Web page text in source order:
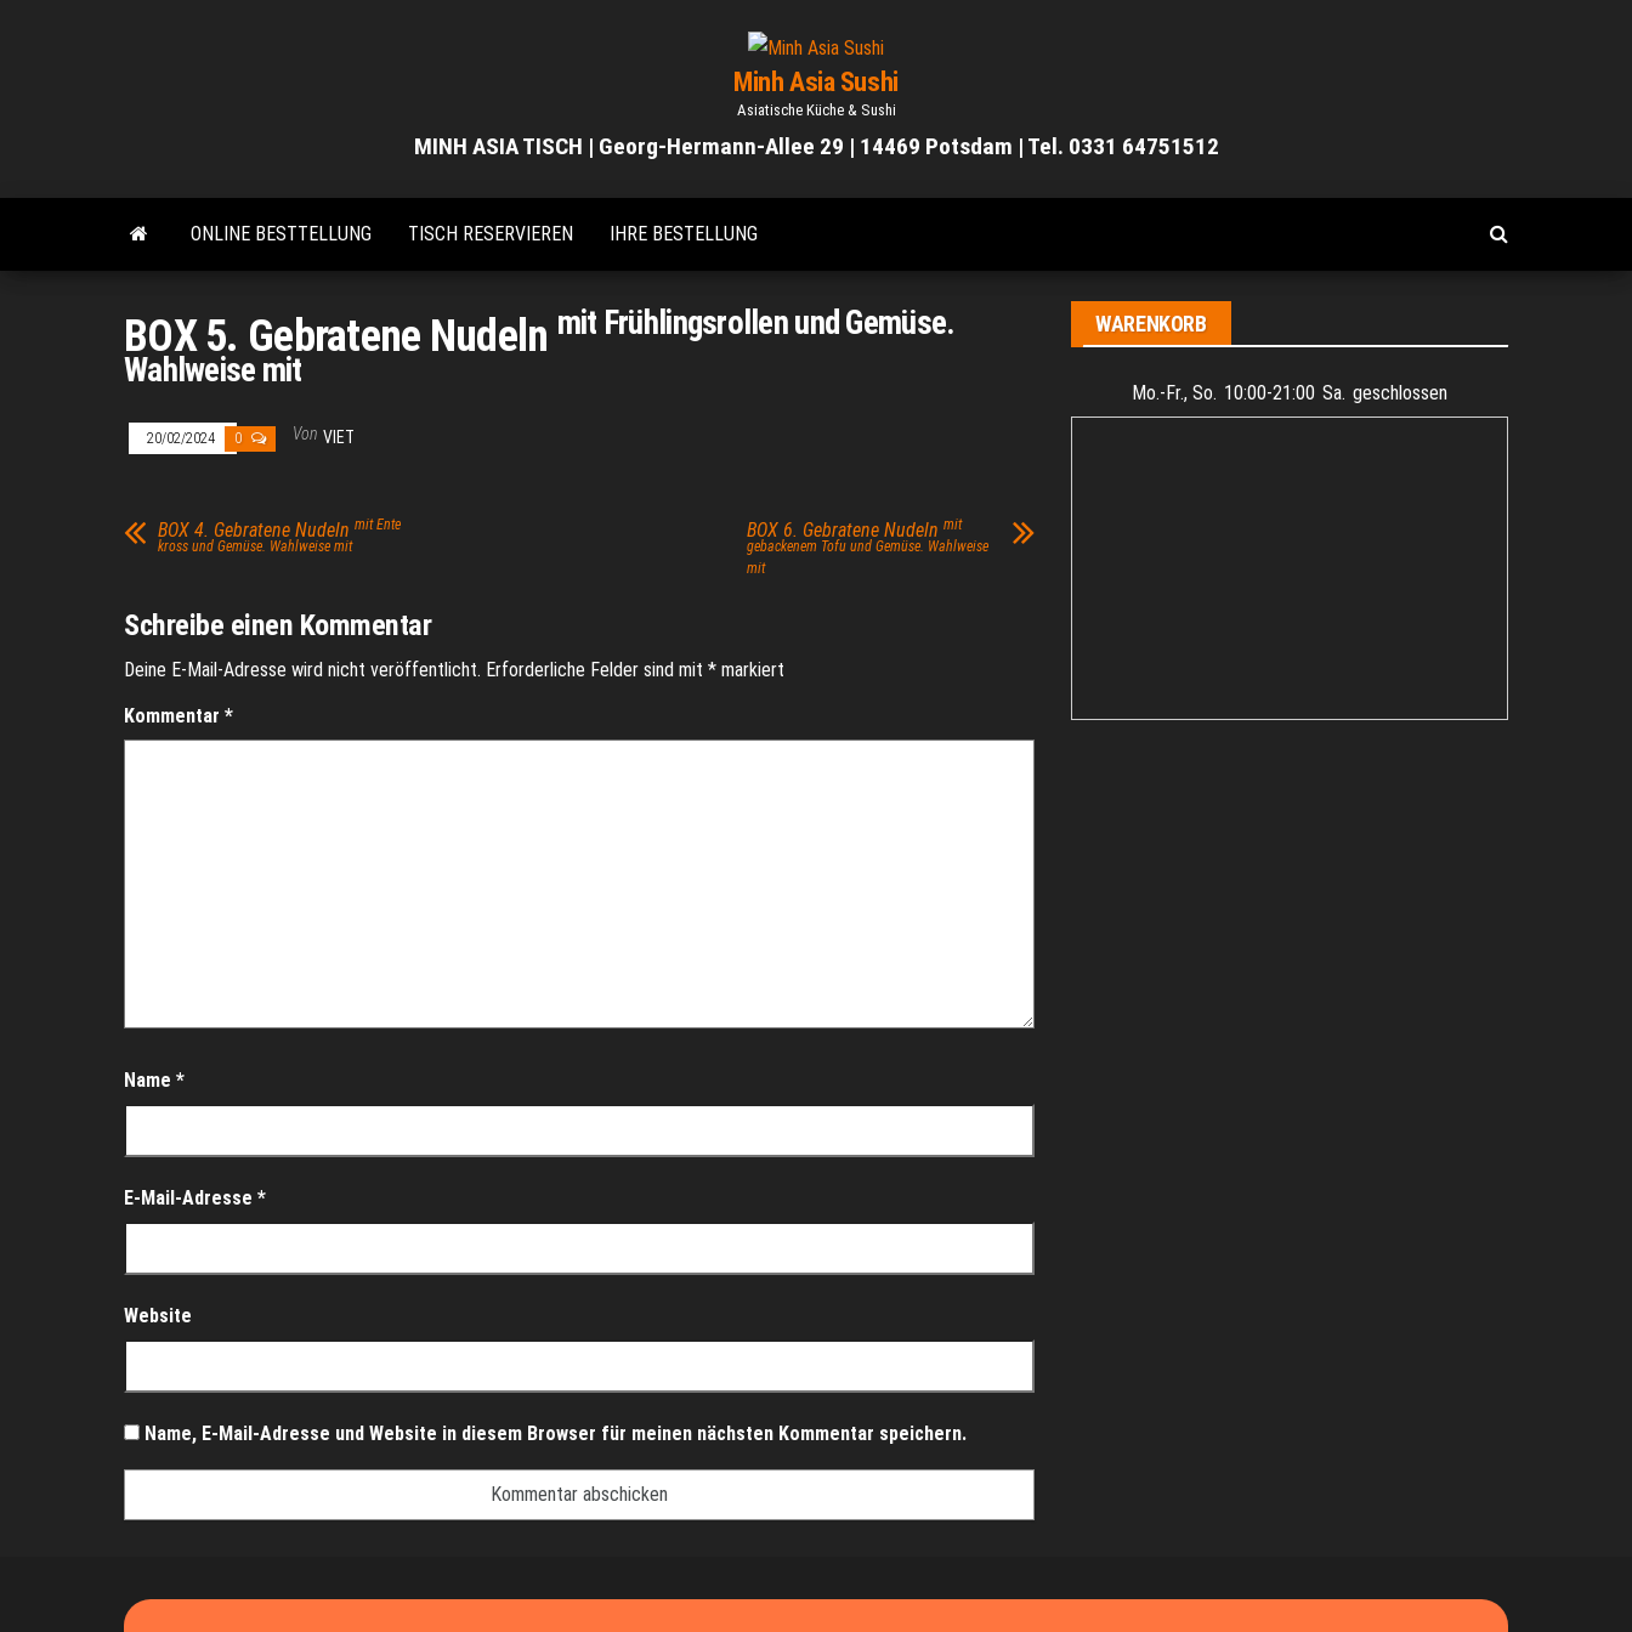
Minh Asia Sushi
Asiatische Küche & Sushi
MINH ASIA TISCH | Georg-Hermann-Allee 29 | 14469 Potsdam | Tel. 0331 64751512
ONLINE BESTTELLUNG TISCH RESERVIEREN IHRE BESTELLUNG
BOX 5. Gebratene Nudeln mit Frühlingsrollen und Gemüse.
Wahlweise mit
20/02/2024 0 Von VIET
BOX 4. Gebratene Nudeln mit Ente
kross und Gemüse. Wahlweise mit
BOX 6. Gebratene Nudeln mit
gebackenem Tofu und Gemüse. Wahlweise
mit
Schreibe einen Kommentar
Deine E-Mail-Adresse wird nicht veröffentlicht. Erforderliche Felder sind mit * markiert
Kommentar *
Name *
E-Mail-Adresse *
Website
Name, E-Mail-Adresse und Website in diesem Browser für meinen nächsten Kommentar speichern.
WARENKORB
Mo.-Fr., So. 10:00-21:00 Sa. geschlossen